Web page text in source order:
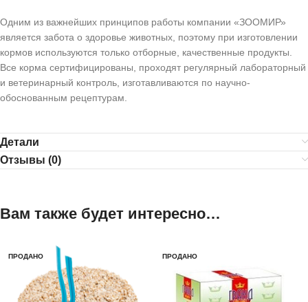
Одним из важнейших принципов работы компании «ЗООМИР»
является забота о здоровье животных, поэтому при изготовлении
кормов используются только отборные, качественные продукты.
Все корма сертифицированы, проходят регулярный лабораторный
и ветеринарный контроль, изготавливаются по научно-
обоснованным рецептурам.
Детали
Отзывы (0)
Вам также будет интересно…
ПРОДАНО ПРОДАНО